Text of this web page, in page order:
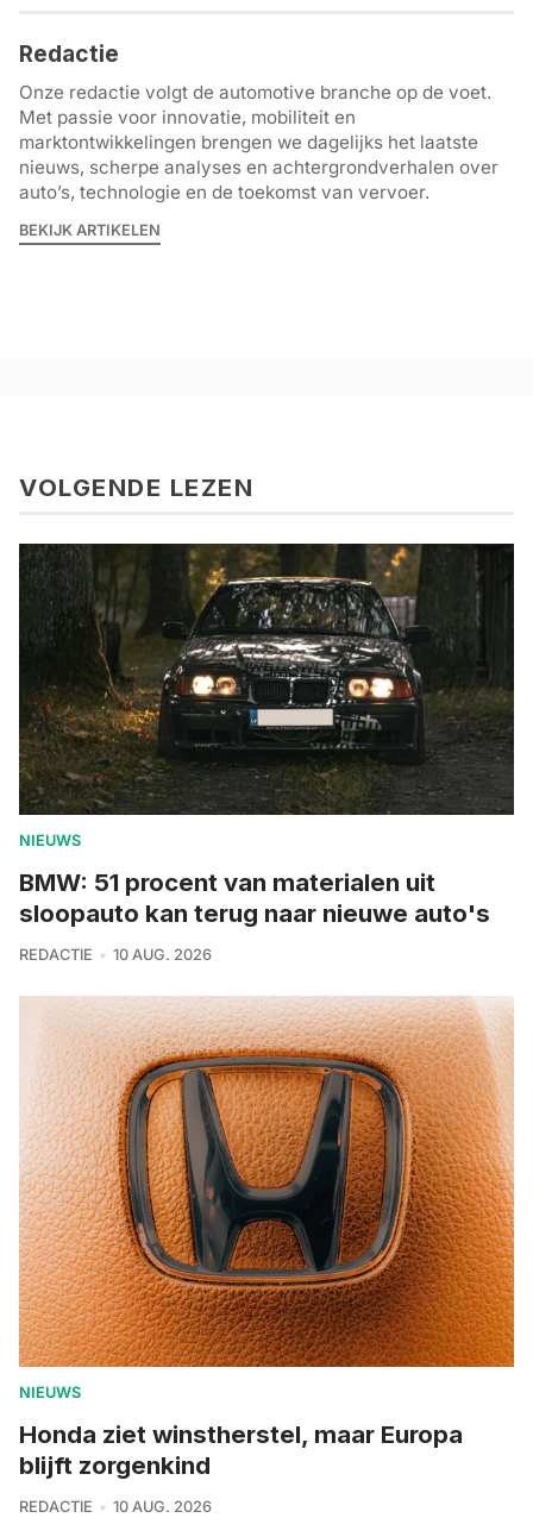
Redactie
Onze redactie volgt de automotive branche op de voet.
Met passie voor innovatie, mobiliteit en
marktontwikkelingen brengen we dagelijks het laatste
nieuws, scherpe analyses en achtergrondverhalen over
auto’s, technologie en de toekomst van vervoer.
BEKIJK ARTIKELEN
VOLGENDE LEZEN
NIEUWS
BMW: 51 procent van materialen uit
sloopauto kan terug naar nieuwe auto's
REDACTIE 10 AUG. 2026
NIEUWS
Honda ziet winstherstel, maar Europa
blijft zorgenkind
REDACTIE 10 AUG. 2026